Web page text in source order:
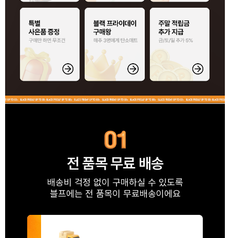
전 품목 무료 배송
배송비 걱정 없이 구매하실 수 있도록
블프에는 전 품목이 무료배송이에요